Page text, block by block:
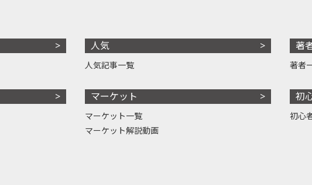
人気
人気記事一覧
マーケット
マーケット一覧
マーケット解説動画
著
著者
初
初心